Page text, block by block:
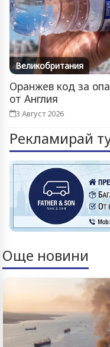
Великобритания
Оранжев код за
от Англия
3 Август 2026
Рекламирай
Още новини